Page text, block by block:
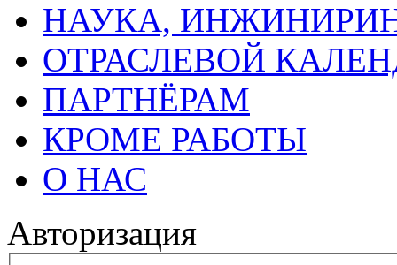
НАУКА,
ОТРАСЛЕВОЙ
ПАРТНЁРАМ
КРОМЕ РАБОТЫ
О НАС
Авторизация